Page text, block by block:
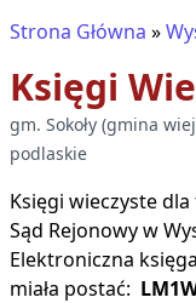
Strona Główna »
Księgi
gm. Sokoły (gmina
podlaskie
Księgi wieczyste
Sąd Rejonowy w
Elektroniczna
miała postać: